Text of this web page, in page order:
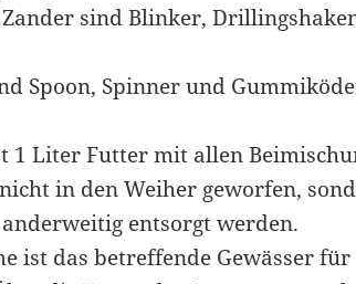
sind Blinker,
Spoon, Spinner und
1 Liter Futter mit allen
in den Weiher geworfen,
entsorgt werden.
ist das betreffende Gewässer für